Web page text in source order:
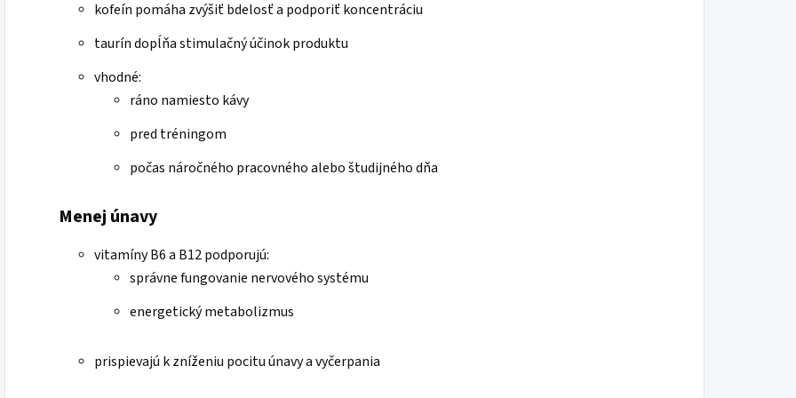
kofeín pomáha zvýšiť bdelosť a podporiť koncentráciu
taurín dopĺňa stimulačný účinok produktu
vhodné:
ráno namiesto kávy
pred tréningom
počas náročného pracovného alebo študijného dňa
Menej únavy
vitamíny B6 a B12 podporujú:
správne fungovanie nervového systému
energetický metabolizmus
prispievajú k zníženiu pocitu únavy a vyčerpania